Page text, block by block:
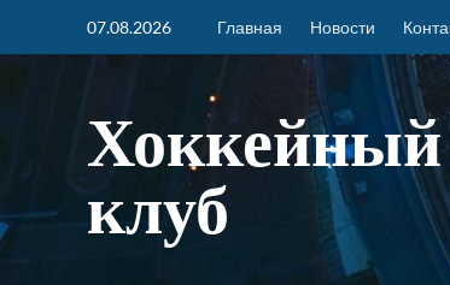
07.08.2026 Главная Новости
Хоккейный
клуб